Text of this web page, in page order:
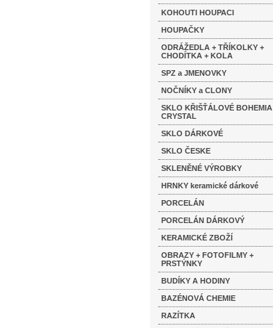
KOHOUTI HOUPACI
HOUPAČKY
ODRÁŽEDLA + TŘÍKOLKY +
CHODÍTKA + KOLA
SPZ a JMENOVKY
NOČNÍKY a CLONY
SKLO KŘIŠŤÁLOVÉ BOHEMIA
CRYSTAL
SKLO DÁRKOVÉ
SKLO ČESKE
SKLENĚNÉ VÝROBKY
HRNKY keramické dárkové
PORCELÁN
PORCELÁN DÁRKOVÝ
KERAMICKÉ ZBOŽÍ
OBRAZY + FOTOFILMY +
PRSTÝNKY
BUDÍKY A HODINY
BAZÉNOVÁ CHEMIE
RAZÍTKA